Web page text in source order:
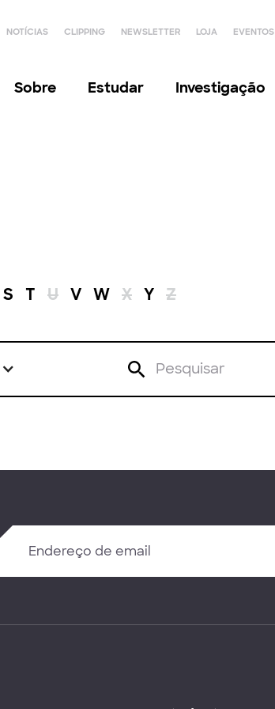
NOTÍCIAS CLIPPING NEWSLETTER LOJA EVENTOS
Sobre Estudar Investigação
S T U V W X Y Z